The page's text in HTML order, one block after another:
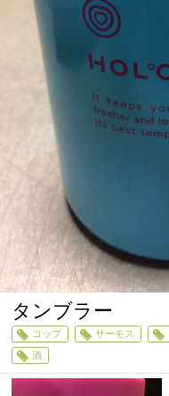
タンブラー
コップ サーモス
酒